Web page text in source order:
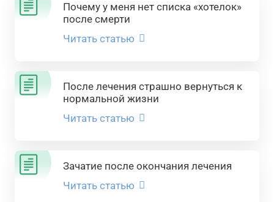
Почему у меня нет списка «хотелок»
после смерти
Читать статью
После лечения страшно вернуться к
нормальной жизни
Читать статью
Зачатие после окончания лечения
Читать статью